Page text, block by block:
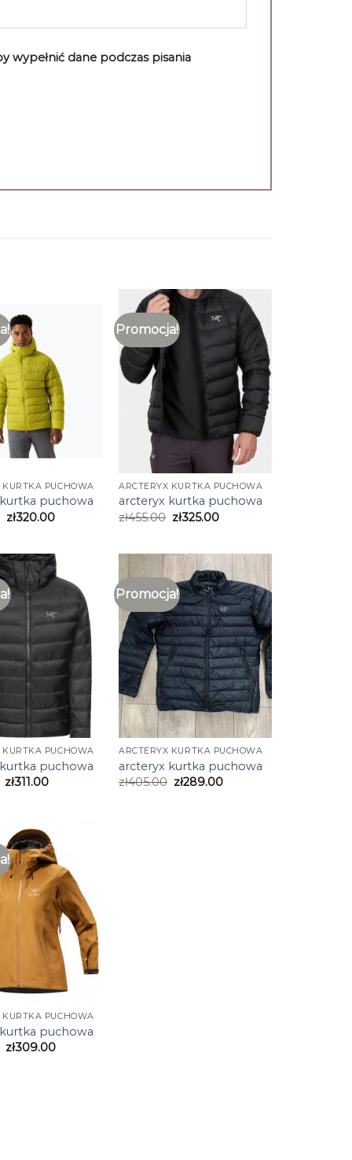
wypełnić dane podczas pisania
KURTKA PUCHOWA
puchowa
zł320.00
Promocja!
ARCTERYX KURTKA PUCHOWA
arcteryx kurtka puchowa
zł455.00 zł325.00
KURTKA PUCHOWA
puchowa
zł311.00
Promocja!
ARCTERYX KURTKA PUCHOWA
arcteryx kurtka puchowa
zł405.00 zł289.00
KURTKA PUCHOWA
puchowa
zł309.00